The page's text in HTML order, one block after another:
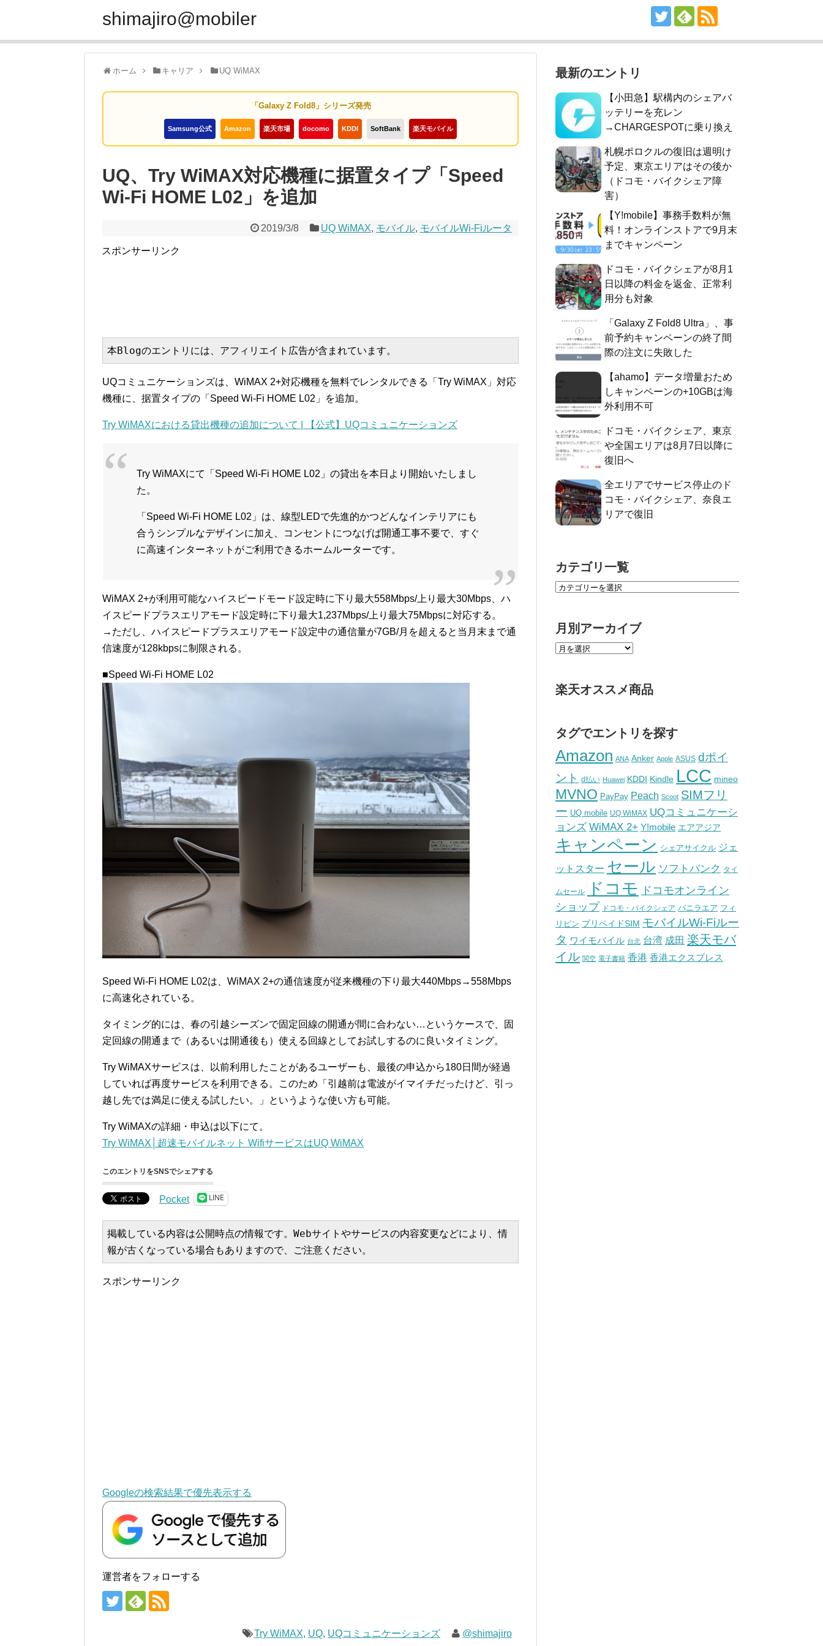
shimajiro@mobiler
ホーム キャリア UQ WiMAX
「Galaxy Z Fold8」シリーズ発売
Samsung公式 Amazon 楽天市場 docomo KDDI SoftBank 楽天モバイル
UQ、Try WiMAX対応機種に据置タイプ「Speed
Wi-Fi HOME L02」を追加
2019/3/8 UQ WiMAX, モバイル, モバイルWi-Fiルータ
スポンサーリンク
本Blogのエントリには、アフィリエイト広告が含まれています。
UQコミュニケーションズは、WiMAX 2+対応機種を無料でレンタルできる「Try WiMAX」対応
機種に、据置タイプの「Speed Wi-Fi HOME L02」を追加。
Try WiMAXにおける貸出機種の追加について | 【公式】UQコミュニケーションズ
Try WiMAXにて「Speed Wi-Fi HOME L02」の貸出を本日より開始いたしまし
た。
「Speed Wi-Fi HOME L02」は、線型LEDで先進的かつどんなインテリアにも
合うシンプルなデザインに加え、コンセントにつなげば開通工事不要で、すぐ
に高速インターネットがご利用できるホームルーターです。
WiMAX 2+が利用可能なハイスピードモード設定時に下り最大558Mbps/上り最大30Mbps、ハ
イスピードプラスエリアモード設定時に下り最大1,237Mbps/上り最大75Mbpsに対応する。
→ただし、ハイスピードプラスエリアモード設定中の通信量が7GB/月を超えると当月末まで通
信速度が128kbpsに制限される。
■Speed Wi-Fi HOME L02
Speed Wi-Fi HOME L02は、WiMAX 2+の通信速度が従来機種の下り最大440Mbps→558Mbps
に高速化されている。
タイミング的には、春の引越シーズンで固定回線の開通が間に合わない…というケースで、固
定回線の開通まで（あるいは開通後も）使える回線としてお試しするのに良いタイミング。
Try WiMAXサービスは、以前利用したことがあるユーザーも、最後の申込から180日間が経過
していれば再度サービスを利用できる。このため「引越前は電波がイマイチだったけど、引っ
越し先では満足に使える試したい。」というような使い方も可能。
Try WiMAXの詳細・申込は以下にて。
Try WiMAX│超速モバイルネット WifiサービスはUQ WiMAX
このエントリをSNSでシェアする
Pocket LINE
掲載している内容は公開時点の情報です。Webサイトやサービスの内容変更などにより、情
報が古くなっている場合もありますので、ご注意ください。
スポンサーリンク
Googleの検索結果で優先表示する
運営者をフォローする
Try WiMAX, UQ, UQコミュニケーションズ @shimajiro
最新のエントリ
【小田急】駅構内のシェアバ
ッテリーを充レン
→CHARGESPOTに乗り換え
札幌ポロクルの復旧は週明け
予定、東京エリアはその後か
（ドコモ・バイクシェア障
害）
【Y!mobile】事務手数料が無
料！オンラインストアで9月末
までキャンペーン
ドコモ・バイクシェアが8月1
日以降の料金を返金、正常利
用分も対象
「Galaxy Z Fold8 Ultra」、事
前予約キャンペーンの終了間
際の注文に失敗した
【ahamo】データ増量おため
しキャンペーンの+10GBは海
外利用不可
ドコモ・バイクシェア、東京
や全国エリアは8月7日以降に
復旧へ
全エリアでサービス停止のド
コモ・バイクシェア、奈良エ
リアで復旧
カテゴリ一覧
月別アーカイブ
楽天オススメ商品
タグでエントリを探す
Amazon ANA Anker Apple ASUS dポイ
ント
d払い Huawei KDDI Kindle LCC mineo
MVNO PayPay Peach Scoot SIMフリ
ー UQ mobile UQ WiMAX UQコミュニケーシ
ョンズ WiMAX 2+ Y!mobile エアアジア
キャンペーン シェアサイクル ジェ
ットスター セール ソフトバンク タイ
ムセール ドコモ
ドコモオンライン
ショップ ドコモ・バイクシェア バニラエア フィ
リピン プリペイドSIM モバイルWi-Fiルー
タ ワイモバイル 台北 台湾 成田 楽天モバ
イル 関空 電子書籍 香港 香港エクスプレス